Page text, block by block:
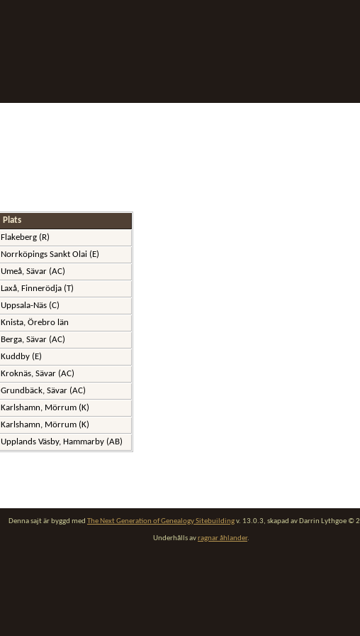
Plats
Flakeberg (R)
Norrköpings Sankt Olai (E)
Umeå, Sävar (AC)
Laxå, Finnerödja (T)
Uppsala-Näs (C)
Knista, Örebro län
Berga, Sävar (AC)
Kuddby (E)
Kroknäs, Sävar (AC)
Grundbäck, Sävar (AC)
Karlshamn, Mörrum (K)
Karlshamn, Mörrum (K)
Upplands Väsby, Hammarby (AB)
Denna sajt är byggd med The Next Generation of Genealogy Sitebuildingv. 13.0.3, skapad av Darrin Lythgoe ©
Underhålls avragnar åhlander.